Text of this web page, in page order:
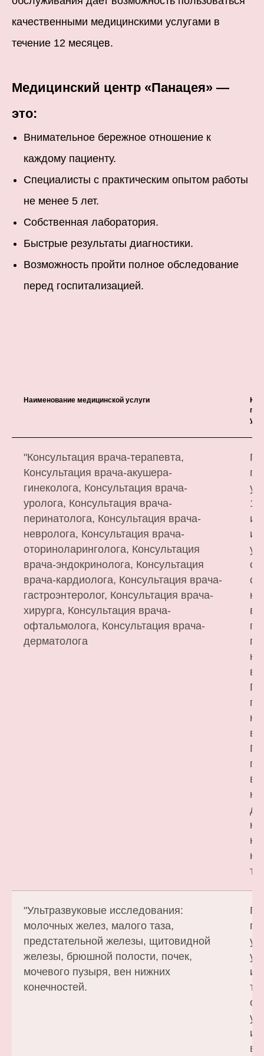
качественными медицинскими услугами в
течение 12 месяцев.
Медицинский центр «Панацея» —
это:
Внимательное бережное отношение к
каждому пациенту.
Специалисты с практическим опытом работы
не менее 5 лет.
Собственная лаборатория.
Быстрые результаты диагностики.
Возможность пройти полное обследование
перед госпитализацией.
Наименование медицинской услуги
"Консультация врача-терапевта,
Консультация врача-акушера-
гинеколога, Консультация врача-
уролога, Консультация врача-
перинатолога, Консультация врача-
невролога, Консультация врача-
оториноларинголога, Консультация
врача-эндокринолога, Консультация
врача-кардиолога, Консультация врача-
гастроэнтеролог, Консультация врача-
хирурга, Консультация врача-
офтальмолога, Консультация врача-
дерматолога
1
из
в
"Ультразвуковые исследования:
молочных желез, малого таза,
предстательной железы, щитовидной
железы, брюшной полости, почек,
мочевого пузыря, вен нижних
конечностей.
в